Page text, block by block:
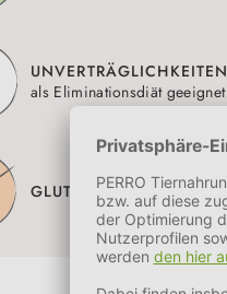
UNVERTRÄGLICHKEITEN
als Eliminationsdiät geeignet
GLUTENFREI